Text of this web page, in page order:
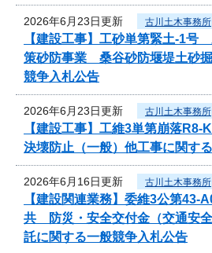
2026年6月23日更新 古川土木事務所
【建設工事】工砂単第緊土-1
策砂防事業 桑谷砂防堰堤土砂
競争入札公告
2026年6月23日更新 古川土木事務所
【建設工事】工維3単第崩落
決壊防止（一般）他工事に関す
2026年6月16日更新 古川土木事務所
【建設関連業務】委維3公第
共 防災・安全交付金（交通安
託に関する一般競争入札公告